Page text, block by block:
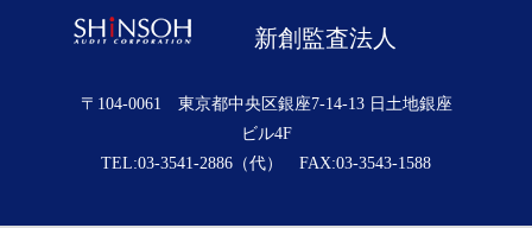
新創監査法人
〒104-0061 東京都中央区銀座7-14-13 日土地銀座
ビル4F
TEL:03-3541-2886（代） FAX:03-3543-1588